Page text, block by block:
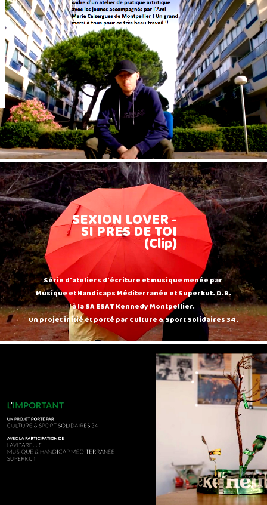
SEXION LOVER -
SI PRES DE TOI
(Clip)
Série d'ateliers d'écriture et musique menée par
Musique et Handicaps Méditerranée et Superkut. D.R.
à la SA ESAT Kennedy Montpellier.
Un projet initié et porté par Culture & Sport Solidaires 34.